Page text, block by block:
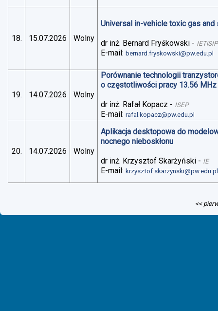
18. 15.07.2026 Wolny
Universal in-vehicle toxic gas
dr inż. Bernard Fryśkowski - IETiSIP
E-mail:bernard.fryskowski@pw.edu.pl
19. 14.07.2026 Wolny
Porównanie technologii
o częstotliwości pracy 13.56 MHz
dr inż. Rafał Kopacz - ISEP
E-mail:rafal.kopacz@pw.edu.pl
20. 14.07.2026 Wolny
Aplikacja desktopowa do
nocnego nieboskłonu
dr inż. Krzysztof Skarżyński - IE
E-mail:krzysztof.skarzynski@pw.edu.pl
<<